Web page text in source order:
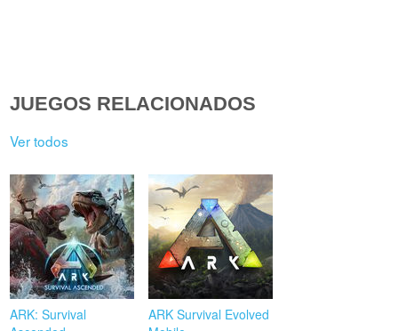
JUEGOS RELACIONADOS
Ver todos
ARK: Survival
ARK Survival Evolved